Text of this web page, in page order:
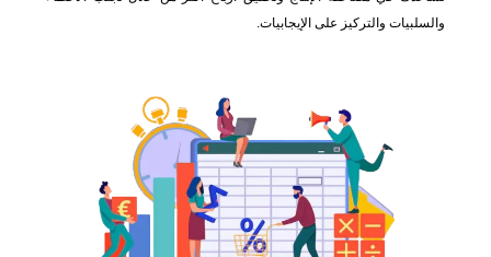
والسلبيات والتركيز على الإيجابيات.